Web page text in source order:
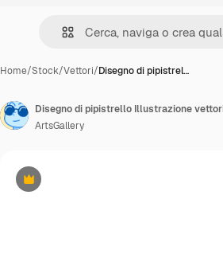
Home/Stock/Vettori/Disegno di pipistrel…
Premium
Disegno di pipistrello Illustrazione
ArtsGallery